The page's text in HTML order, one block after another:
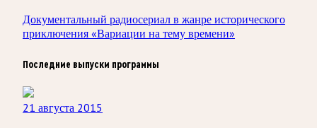
Документальный радиосериал в жанре исторического
приключения «Вариации на тему времени»
Последние выпуски программы
21 августа 2015